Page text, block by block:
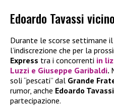
Edoardo Tavassi
Durante le scorse settimane
l’indiscrezione che per la
Express tra i concorrenti in
Luzzi e Giuseppe Garibaldi.
soli “pescati” dal Grande
rumor, anche Edoardo Tavassi
partecipazione.